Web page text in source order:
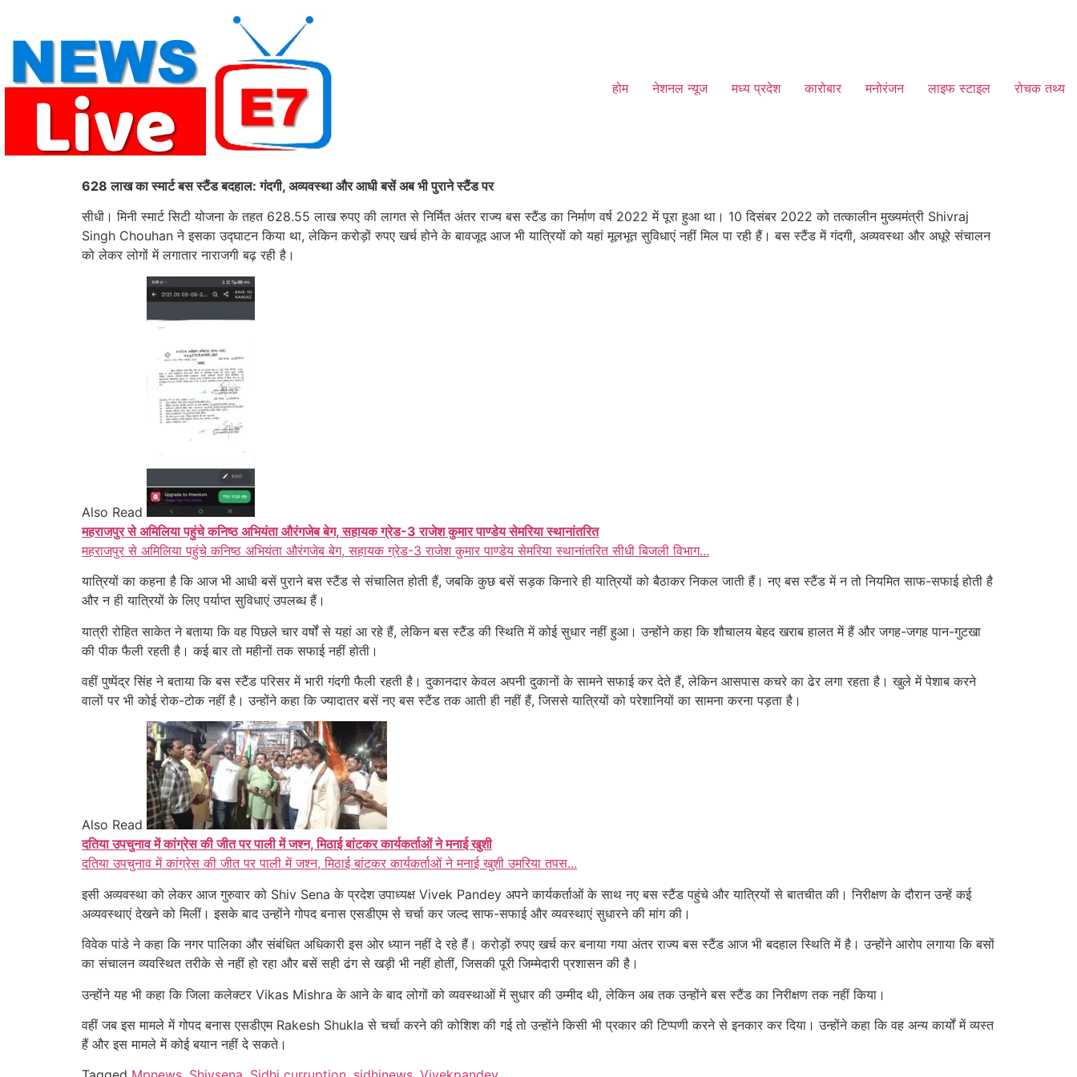
content
होम नेशनल न्यूज मध्य प्रदेश कारोबार मनोरंजन लाइफ स्टाइल रोचक तथ्य
628 लाख का स्मार्ट बस स्टैंड बदहाल: गंदगी, अव्यवस्था और आधी बसें अब भी पुराने स्टैंड पर
सीधी। मिनी स्मार्ट सिटी योजना के तहत 628.55 लाख रुपए की लागत से निर्मित अंतर राज्य बस स्टैंड का निर्माण वर्ष 2022 में पूरा हुआ था। 10 दिसंबर 2022 को तत्कालीन मुख्यमंत्री Shivraj
Singh Chouhan ने इसका उद्घाटन किया था, लेकिन करोड़ों रुपए खर्च होने के बावजूद आज भी यात्रियों को यहां मूलभूत सुविधाएं नहीं मिल पा रही हैं। बस स्टैंड में गंदगी, अव्यवस्था और अधूरे संचालन
को लेकर लोगों में लगातार नाराजगी बढ़ रही है।
Also Read
महराजपुर से अमिलिया पहुंचे कनिष्ठ अभियंता औरंगजेब बेग, सहायक ग्रेड-3 राजेश कुमार पाण्डेय सेमरिया स्थानांतरित
महराजपुर से अमिलिया पहुंचे कनिष्ठ अभियंता औरंगजेब बेग, सहायक ग्रेड-3 राजेश कुमार पाण्डेय सेमरिया स्थानांतरित सीधी बिजली विभाग...
यात्रियों का कहना है कि आज भी आधी बसें पुराने बस स्टैंड से संचालित होती हैं, जबकि कुछ बसें सड़क किनारे ही यात्रियों को बैठाकर निकल जाती हैं। नए बस स्टैंड में न तो नियमित साफ-सफाई होती है
और न ही यात्रियों के लिए पर्याप्त सुविधाएं उपलब्ध हैं।
यात्री रोहित साकेत ने बताया कि वह पिछले चार वर्षों से यहां आ रहे हैं, लेकिन बस स्टैंड की स्थिति में कोई सुधार नहीं हुआ। उन्होंने कहा कि शौचालय बेहद खराब हालत में हैं और जगह-जगह पान-गुटखा
की पीक फैली रहती है। कई बार तो महीनों तक सफाई नहीं होती।
वहीं पुष्पेंद्र सिंह ने बताया कि बस स्टैंड परिसर में भारी गंदगी फैली रहती है। दुकानदार केवल अपनी दुकानों के सामने सफाई कर देते हैं, लेकिन आसपास कचरे का ढेर लगा रहता है। खुले में पेशाब करने
वालों पर भी कोई रोक-टोक नहीं है। उन्होंने कहा कि ज्यादातर बसें नए बस स्टैंड तक आती ही नहीं हैं, जिससे यात्रियों को परेशानियों का सामना करना पड़ता है।
Also Read
दतिया उपचुनाव में कांग्रेस की जीत पर पाली में जश्न, मिठाई बांटकर कार्यकर्ताओं ने मनाई खुशी
दतिया उपचुनाव में कांग्रेस की जीत पर पाली में जश्न, मिठाई बांटकर कार्यकर्ताओं ने मनाई खुशी उमरिया तपस...
इसी अव्यवस्था को लेकर आज गुरुवार को Shiv Sena के प्रदेश उपाध्यक्ष Vivek Pandey अपने कार्यकर्ताओं के साथ नए बस स्टैंड पहुंचे और यात्रियों से बातचीत की। निरीक्षण के दौरान उन्हें कई
अव्यवस्थाएं देखने को मिलीं। इसके बाद उन्होंने गोपद बनास एसडीएम से चर्चा कर जल्द साफ-सफाई और व्यवस्थाएं सुधारने की मांग की।
विवेक पांडे ने कहा कि नगर पालिका और संबंधित अधिकारी इस ओर ध्यान नहीं दे रहे हैं। करोड़ों रुपए खर्च कर बनाया गया अंतर राज्य बस स्टैंड आज भी बदहाल स्थिति में है। उन्होंने आरोप लगाया कि बसों
का संचालन व्यवस्थित तरीके से नहीं हो रहा और बसें सही ढंग से खड़ी भी नहीं होतीं, जिसकी पूरी जिम्मेदारी प्रशासन की है।
उन्होंने यह भी कहा कि जिला कलेक्टर Vikas Mishra के आने के बाद लोगों को व्यवस्थाओं में सुधार की उम्मीद थी, लेकिन अब तक उन्होंने बस स्टैंड का निरीक्षण तक नहीं किया।
वहीं जब इस मामले में गोपद बनास एसडीएम Rakesh Shukla से चर्चा करने की कोशिश की गई तो उन्होंने किसी भी प्रकार की टिप्पणी करने से इनकार कर दिया। उन्होंने कहा कि वह अन्य कार्यों में व्यस्त
हैं और इस मामले में कोई बयान नहीं दे सकते।